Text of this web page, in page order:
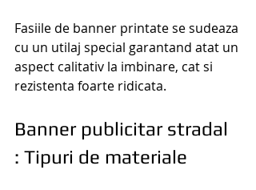
Fasiile de banner printate se sudeaza
cu un utilaj special garantand atat un
aspect calitativ la imbinare, cat si
rezistenta foarte ridicata.
Banner publicitar stradal
: Tipuri de materiale